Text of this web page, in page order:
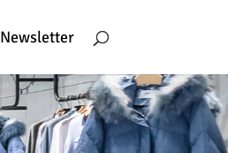
Newsletter